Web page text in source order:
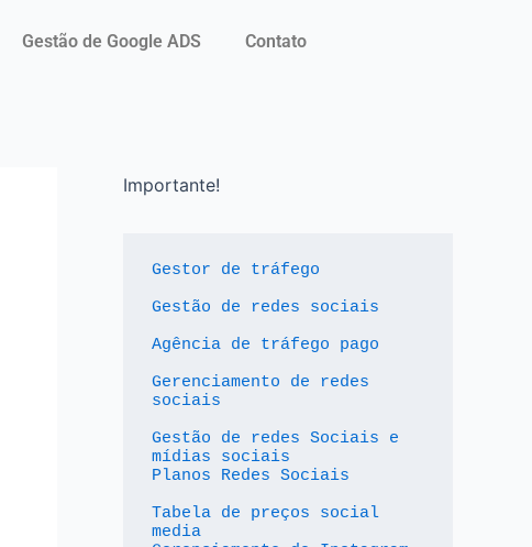
Gestão de Google ADS Contato
Importante!
Gestor de tráfego
Gestão de redes sociais
Agência de tráfego pago
Gerenciamento de redes
sociais
Gestão de redes Sociais e
mídias sociais
Planos Redes Sociais
Tabela de preços social
media